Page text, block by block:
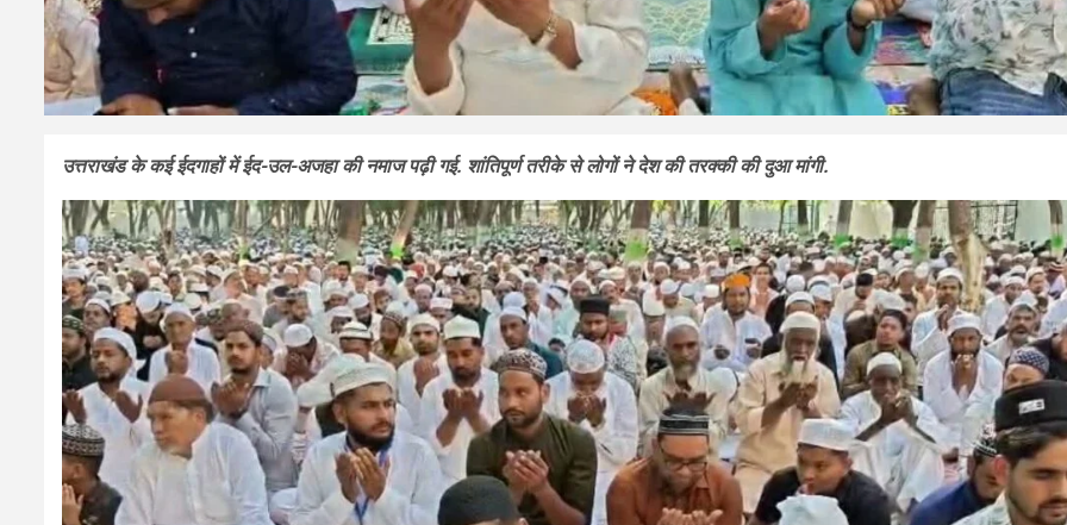
उत्तराखंड के कई ईदगाहों में ईद-उल-अजहा की नमाज पढ़ी गई. शांतिपूर्ण तरीके से लोगों ने देश की तरक्की की दुआ मांगी.